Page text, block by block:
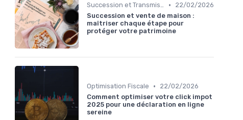
Succession et Transmission de Patrimoine •
22/02/2026
Succession et vente de maison :
maîtriser chaque étape pour
protéger votre patrimoine
Optimisation Fiscale •
22/02/2026
Comment optimiser votre click impot
2025 pour une déclaration en ligne
sereine